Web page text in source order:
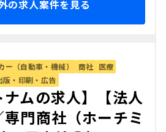
の求人案件を見る
ー（自動車・機械） 商社 医療
版・印刷・広告
ナムの求人】【法人
門商社（ホーチミ